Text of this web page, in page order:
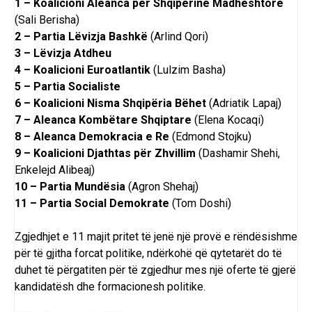
1 – Koalicioni Aleanca për Shqipërinë Madhështore
(Sali Berisha)
2 – Partia Lëvizja Bashkë (Arlind Qori)
3 – Lëvizja Atdheu
4 – Koalicioni Euroatlantik (Lulzim Basha)
5 – Partia Socialiste
6 – Koalicioni Nisma Shqipëria Bëhet (Adriatik Lapaj)
7 – Aleanca Kombëtare Shqiptare (Elena Kocaqi)
8 – Aleanca Demokracia e Re (Edmond Stojku)
9 – Koalicioni Djathtas për Zhvillim (Dashamir Shehi,
Enkelejd Alibeaj)
10 – Partia Mundësia (Agron Shehaj)
11 – Partia Social Demokrate (Tom Doshi)
Zgjedhjet e 11 majit pritet të jenë një provë e rëndësishme
për të gjitha forcat politike, ndërkohë që qytetarët do të
duhet të përgatiten për të zgjedhur mes një oferte të gjerë
kandidatësh dhe formacionesh politike.